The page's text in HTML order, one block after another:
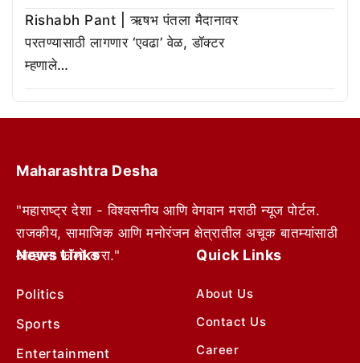
Rishabh Pant | ऋषभ पंतला मैदानावर
परतण्यासाठी लागणार ‘एवढा’ वेळ, डॉक्टर
म्हणाले…
Maharashtra Desha
"महाराष्ट्र देशा - विश्वसनीय आणि वेगवान मराठी न्यूज पोर्टल.
राजकीय, सामाजिक आणि मनोरंजन क्षेत्रातील अचूक बातम्यांसाठी
आम्हाला फॉलो करा."
News Links
Politics
Sports
Entertainment
Quick Links
About Us
Contact Us
Career